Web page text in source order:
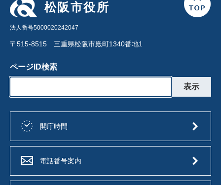
松阪市役所
法人番号5000020242047
〒515-8515 三重県松阪市殿町1340番地1
ページID検索
開庁時間
電話番号案内